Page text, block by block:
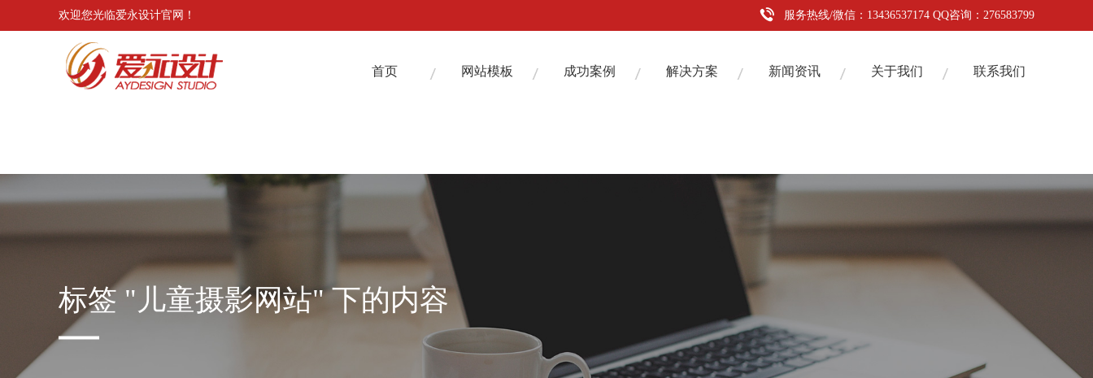
: Trying to get property 'ID' of non-object in
: Trying to get property 'ID' of non-object in
: Trying to get property 'ID' of non-object in/www/wwwroot/aysheji.com/wp-content/themes/aysheji/seo.phpon line15
欢迎您光临爱永设计官网！ 服务热线/微信：13436537174 QQ咨询：276583799
首页 网站模板 成功案例 解决方案 新闻资讯 关于我们 联系我们
标签 "儿童摄影网站" 下的内容